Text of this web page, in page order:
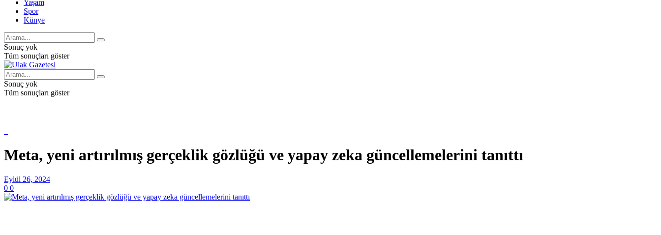
Yaşam
Spor
Künye
Sonuç yok
Tüm sonuçları göster
Sonuç yok
Tüm sonuçları göster
Meta, yeni artırılmış gerçeklik gözlüğü ve yapay zeka güncellemelerini tanıttı
Eylül 26, 2024
0 0